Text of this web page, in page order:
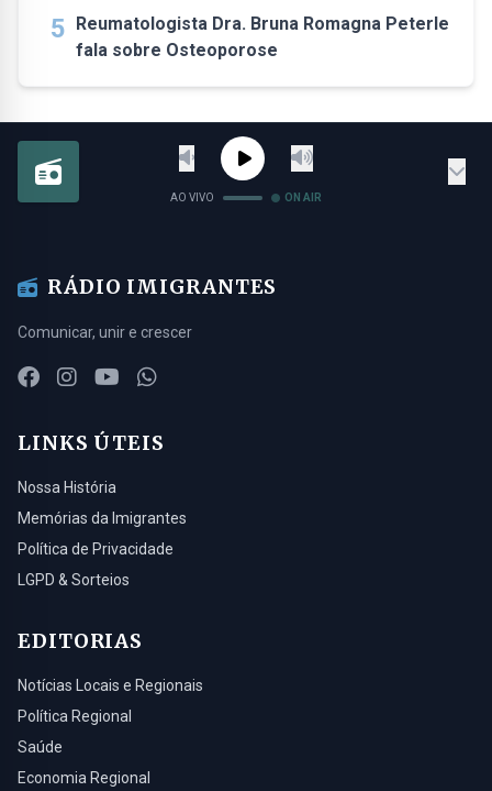
5 Reumatologista Dra. Bruna Romagna Peterle
fala sobre Osteoporose
AO VIVO ON AIR
RÁDIO IMIGRANTES
Comunicar, unir e crescer
LINKS ÚTEIS
Nossa História
Memórias da Imigrantes
Política de Privacidade
LGPD & Sorteios
EDITORIAS
Notícias Locais e Regionais
Política Regional
Saúde
Economia Regional